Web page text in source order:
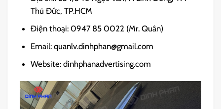
Thủ Đức, TP.HCM
Điện thoại: 0947 85 0022 (Mr. Quân)
Email: quanlv.dinhphan@gmail.com
Website: dinhphanadvertising.com